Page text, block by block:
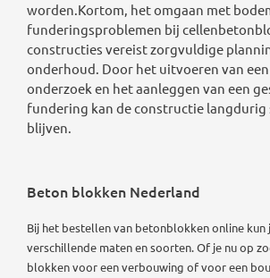
worden.Kortom, het omgaan met
funderingsproblemen bij
constructies vereist zorgvuldige
onderhoud. Door het uitvoeren van
onderzoek en het aanleggen van een
fundering kan de constructie langdurig
blijven.
Beton blokken Nederland
Bij het bestellen van betonblokken online kun
verschillende maten en soorten. Of je nu op
blokken voor een verbouwing of voor een